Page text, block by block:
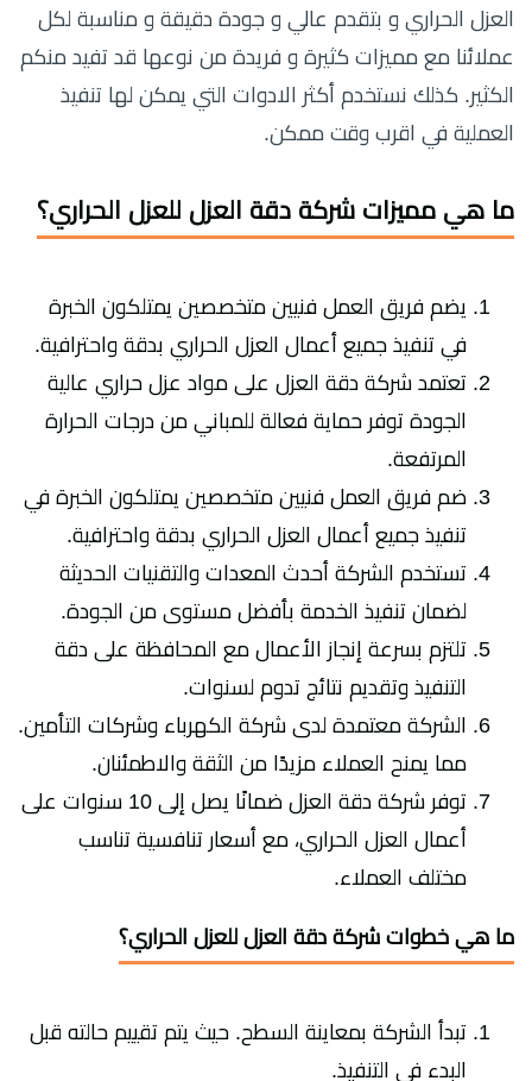
العزل الحراري و بتقدم عالي و جودة دقيقة و مناسبة لكل
عملائنا مع مميزات كثيرة و فريدة من نوعها قد تفيد منكم
الكثير. كذلك نستخدم أكثر الادوات التي يمكن لها تنفيذ
العملية في اقرب وقت ممكن.
ما هي مميزات شركة دقة العزل للعزل الحراري؟
يضم فريق العمل فنيين متخصصين يمتلكون الخبرة
في تنفيذ جميع أعمال العزل الحراري بدقة واحترافية.
تعتمد شركة دقة العزل على مواد عزل حراري عالية
الجودة توفر حماية فعالة للمباني من درجات الحرارة
المرتفعة.
ضم فريق العمل فنيين متخصصين يمتلكون الخبرة في
تنفيذ جميع أعمال العزل الحراري بدقة واحترافية.
تستخدم الشركة أحدث المعدات والتقنيات الحديثة
لضمان تنفيذ الخدمة بأفضل مستوى من الجودة.
تلتزم بسرعة إنجاز الأعمال مع المحافظة على دقة
التنفيذ وتقديم نتائج تدوم لسنوات.
الشركة معتمدة لدى شركة الكهرباء وشركات التأمين.
مما يمنح العملاء مزيدًا من الثقة والاطمئنان.
توفر شركة دقة العزل ضمانًا يصل إلى 10 سنوات على
أعمال العزل الحراري، مع أسعار تنافسية تناسب
مختلف العملاء.
ما هي خطوات شركة دقة العزل للعزل الحراري؟
تبدأ الشركة بمعاينة السطح. حيث يتم تقييم حالته قبل
البدء في التنفيذ.